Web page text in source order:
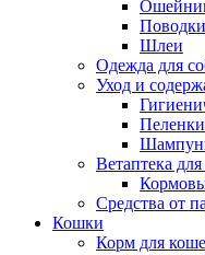
Поводки
Шлеи
Одежда для
Уход и
Пеленки
Ветаптека для
Средства от
Кошки
Корм для